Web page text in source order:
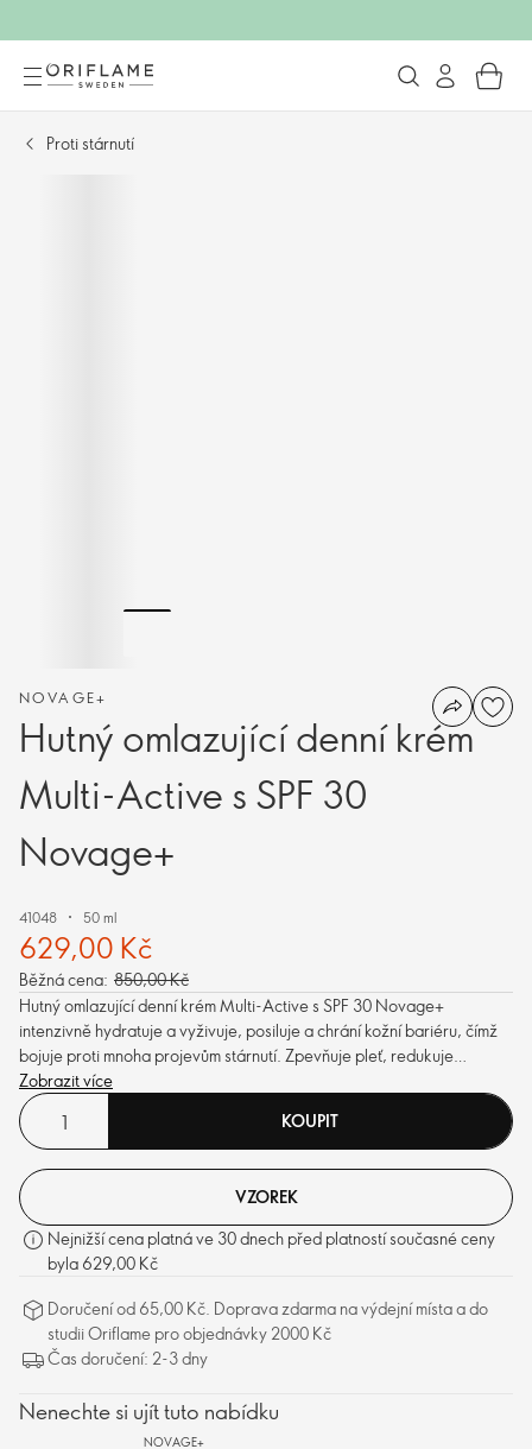
Proti stárnutí
NOVAGE+
Hutný omlazující denní krém
Multi-Active s SPF 30
Novage+
41048 50 ml
629,00 Kč
Běžná cena: 850,00 Kč
Hutný omlazující denní krém Multi-Active s SPF 30 Novage+
intenzivně hydratuje a vyživuje, posiluje a chrání kožní bariéru, čímž
bojuje proti mnoha projevům stárnutí. Zpevňuje pleť, redukuje
viditelnost jemných linek a vrásek a ještě více pokožku prozáří. S
technologií chránící pleť proti znečištění a s kyselinou hyaluronovou.
Zobrazit více
KOUPIT
VZOREK
Nejnižší cena platná ve 30 dnech před platností současné ceny
byla 629,00 Kč
Doručení od 65,00 Kč. Doprava zdarma na výdejní místa a do
studii Oriflame pro objednávky 2000 Kč
Čas doručení: 2-3 dny
Nenechte si ujít tuto nabídku
NOVAGE+